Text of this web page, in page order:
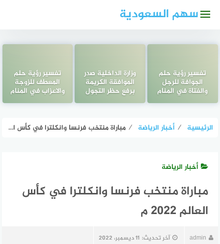
سهم السعودية
تفسير رؤية حلم
الجوافة للرجل
والفتاة في المنام
وزارة الداخلية صدر
الموافقة الكريمة
برفع حظر التجول
تفسير رؤية حلم
المعطف للزوجة
والاعزاب في المنام
الرئيسية ⁄ أخبار الرياضة ⁄ مباراة منتخب فرنسا وانكلترا في كأس العالم 2022 م
أخبار الرياضة
مباراة منتخب فرنسا وانكلترا في كأس
العالم 2022 م
admin آخر تحديث: 11 ديسمبر، 2022